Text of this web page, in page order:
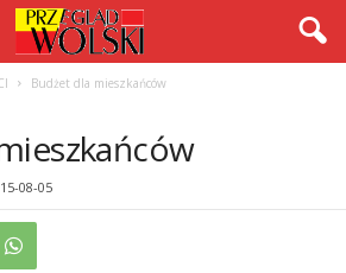
Budżet dla mieszkańców
08-05